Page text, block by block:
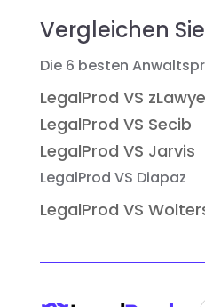
Vergleichen Sie
Die 6 besten
LegalProd VS
LegalProd VS Secib
LegalProd VS Jarvis
LegalProd VS Diapaz
LegalProd VS